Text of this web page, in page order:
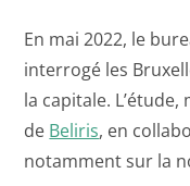
En mai 2022, le
interrogé les
la capitale.
de Beliris, en
notamment sur la